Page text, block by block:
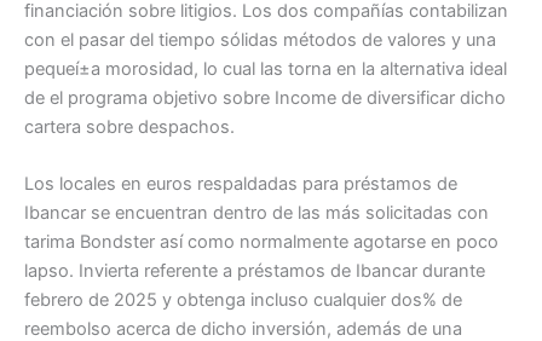
financiación sobre litigios. Los dos compañías contabilizan
con el pasar del tiempo sólidas métodos de valores y una
pequeí±a morosidad, lo cual las torna en la alternativa ideal
de el programa objetivo sobre Income de diversificar dicho
cartera sobre despachos.
Los locales en euros respaldadas para préstamos de
Ibancar se encuentran dentro de las más solicitadas con
tarima Bondster así­ como normalmente agotarse en poco
lapso. Invierta referente a préstamos de Ibancar durante
febrero de 2025 y obtenga incluso cualquier dos% de
reembolso acerca de dicho inversión, además de una